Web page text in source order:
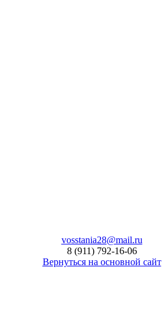
vosstania28@mail.ru
8 (911) 792-16-06
Вернуться на основной сайт